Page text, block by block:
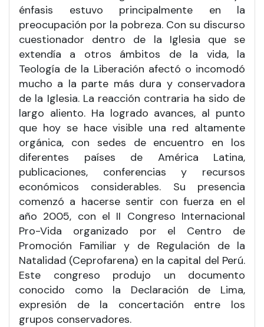
énfasis estuvo principalmente en la
preocupación por la pobreza. Con su discurso
cuestionador dentro de la Iglesia que se
extendía a otros ámbitos de la vida, la
Teología de la Liberación afectó o incomodó
mucho a la parte más dura y conservadora
de la Iglesia. La reacción contraria ha sido de
largo aliento. Ha logrado avances, al punto
que hoy se hace visible una red altamente
orgánica, con sedes de encuentro en los
diferentes países de América Latina,
publicaciones, conferencias y recursos
económicos considerables. Su presencia
comenzó a hacerse sentir con fuerza en el
año 2005, con el II Congreso Internacional
Pro-Vida organizado por el Centro de
Promoción Familiar y de Regulación de la
Natalidad (Ceprofarena) en la capital del Perú.
Este congreso produjo un documento
conocido como la Declaración de Lima,
expresión de la concertación entre los
grupos conservadores.